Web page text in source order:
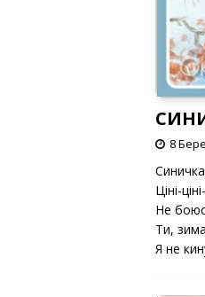
8
Ціні-
Не
Ти,
Я не